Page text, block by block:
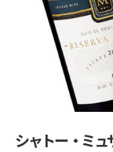
シャトー ・ミ